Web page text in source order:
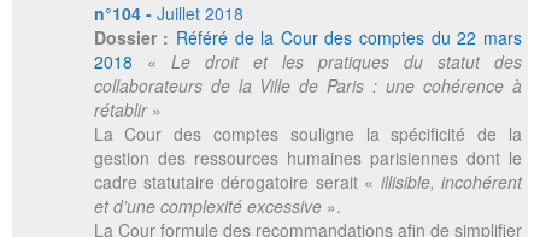
n°104 - Juillet 2018
Dossier : Référé de la Cour des comptes du 22 mars
2018 « Le droit et les pratiques du statut des
collaborateurs de la Ville de Paris : une cohérence à
rétablir»
La Cour des comptes souligne la spécificité de la
gestion des ressources humaines parisiennes dont le
cadre statutaire dérogatoire serait « illisible, incohérent
et d’une complexité excessive».
La Cour formule des recommandations afin de simplifier